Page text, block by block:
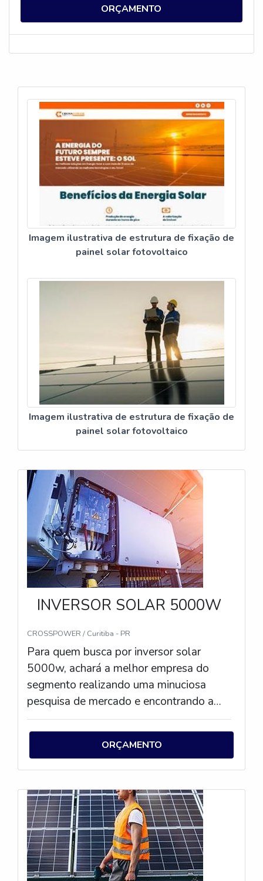
sistema elétrico, garantindo que a energia
gerada pelos painéis seja transferida de
são fabricados com materiais resistentes à
eles possam suportar as condições
climáticas adversas. Além disso, eles são
projetados para serem fáceis de instalar e
manter, o que torna a instalação de sistemas
solares mais simples e econômica.
ORÇAMENTO
Imagem ilustrativa de estrutura de fixação de
painel solar fotovoltaico
Imagem ilustrativa de estrutura de fixação de
painel solar fotovoltaico
INVERSOR SOLAR 5000W
CROSSPOWER / Curitiba - PR
Para quem busca por inversor solar
5000w, achará a melhor empresa do
segmento realizando uma minuciosa
pesquisa de mercado e encontrando a
líder em qualidade.OUTRAS
INFORMAÇÕES SOBRE O INVERSOR
SOLAR 5000WSe alguém quer achar
um inversor solar 5000w em uma
serviços, vai até o site da
CROSSPOWER. Com alto know-how
em cabo cc 6mm e micro inversor grid tie,
a organização disponibiliza tudo que há
de mais atual para garantir a qualidade
ORÇAMENTO